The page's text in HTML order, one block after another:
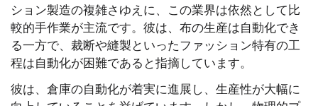
ション製造の複雑さゆえに、この業界は依然として比
較的手作業が主流です。彼は、布の生産は自動化でき
る一方で、裁断や縫製といったファッション特有の工
程は自動化が困難であると指摘しています。
彼は、倉庫の自動化が着実に進展し、生産性が大幅に